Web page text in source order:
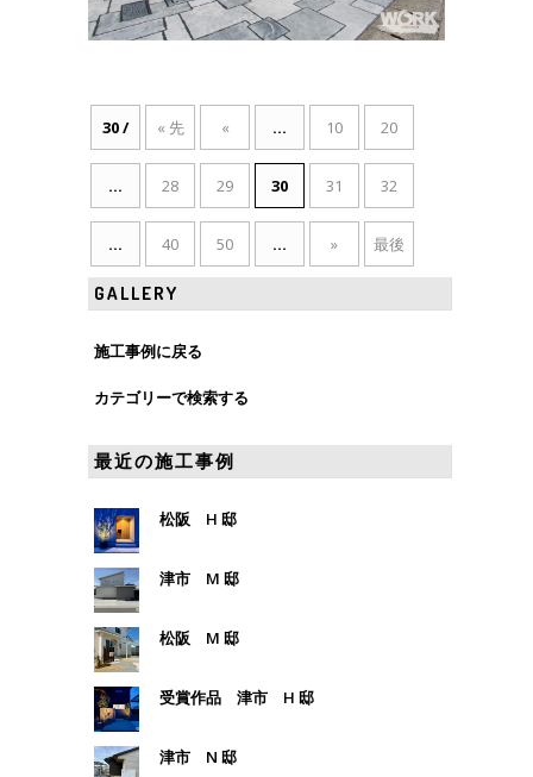
30 /
50
« 先
頭
« ... 10 20
... 28 29 30 31 32
... 40 50 ... »
最後
»
GALLERY
施工事例に戻る
カテゴリーで検索する
最近の施工事例
松阪 H 邸
津市 M 邸
松阪 M 邸
受賞作品 津市 H 邸
津市 N 邸